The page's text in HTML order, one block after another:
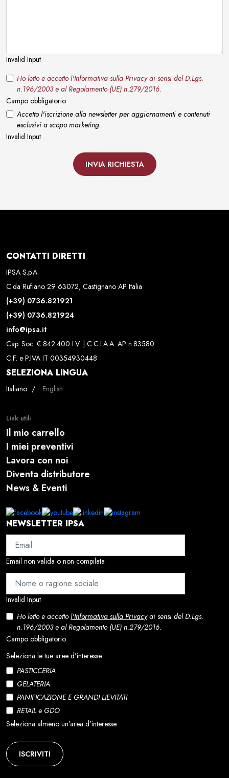
Invalid Input
Ho letto e accetto l'Informativa sulla Privacy ai sensi del D.Lgs.
n.196/2003 e al Regolamento (UE) n.279/2016.
Campo obbligatorio
Accetto l'iscrizione alla newsletter per aggiornamenti e contenuti
esclusivi a scopo marketing.
Invalid Input
INVIA RICHIESTA
CONTATTI DIRETTI
IPSA S.p.A.
C.da Rufiano 29 63072, Castignano AP Italia
(+39) 0736.821921
(+39) 0736.821924
info@ipsa.it
Cap. Soc. € 842.400 I.V. | C.C.I.A.A. AP n.83580
C.F. e P.IVA IT 00354930448
NEWSLETTER IPSA
Email non valida o non compilata
Invalid Input
Ho letto e accettol'Informativa sulla Privacyai sensi del D.Lgs.
n.196/2003 e al Regolamento (UE) n.279/2016.
Campo obbligatorio
Seleziona le tue aree d’interesse
PASTICCERIA
GELATERIA
PANIFICAZIONE E GRANDI LIEVITATI
RETAIL e GDO
Seleziona almeno un’area d’interesse
ISCRIVITI
SELEZIONA LINGUA
Seleziona la tua lingua
Italiano English
Link utili
Il mio carrello
I miei preventivi
Lavora con noi
Diventa distributore
News & Eventi